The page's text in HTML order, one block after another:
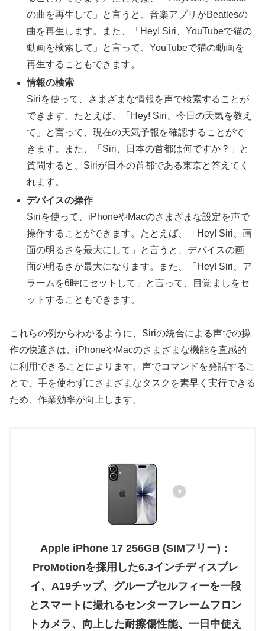
の曲を再生して」と言うと、音楽アプリがBeatlesの
曲を再生します。また、「Hey! Siri、YouTubeで猫の
動画を検索して」と言って、YouTubeで猫の動画を
再生することもできます。
情報の検索
Siriを使って、さまざまな情報を声で検索することが
できます。たとえば、「Hey! Siri、今日の天気を教え
て」と言って、現在の天気予報を確認することがで
きます。また、「Siri、日本の首都は何ですか？」と
質問すると、Siriが日本の首都である東京と答えてく
れます。
デバイスの操作
Siriを使って、iPhoneやMacのさまざまな設定を声で
操作することができます。たとえば、「Hey! Siri、画
面の明るさを最大にして」と言うと、デバイスの画
面の明るさが最大になります。また、「Hey! Siri、ア
ラームを6時にセットして」と言って、目覚ましをセ
ットすることもできます。
これらの例からわかるように、Siriの統合による声での操
作の快適さは、iPhoneやMacのさまざまな機能を直感的
に利用できることによります。声でコマンドを発話するこ
とで、手を使わずにさまざまなタスクを素早く実行できる
ため、作業効率が向上します。
Apple iPhone 17 256GB (SIMフリー)：
ProMotionを採用した6.3インチディスプレ
イ、A19チップ、グループセルフィーを一段
とスマートに撮れるセンターフレームフロン
トカメラ、向上した耐擦傷性能、一日中使え